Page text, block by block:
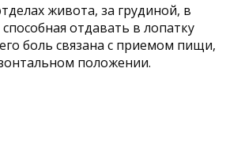
живота, за грудиной, в
отдавать в лопатку
боль связана с приемом пищи,
положении.